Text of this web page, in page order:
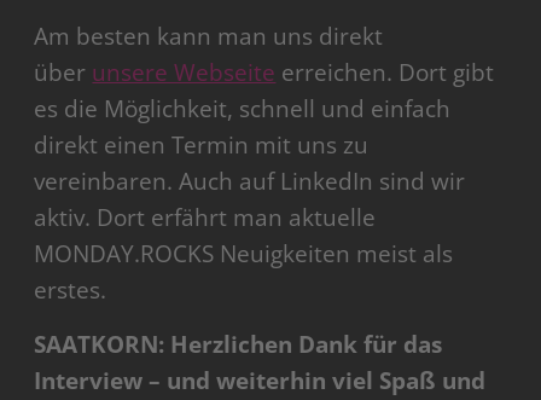
Am besten kann man uns direkt
über unsere Webseite erreichen. Dort gibt
es die Möglichkeit, schnell und einfach
direkt einen Termin mit uns zu
vereinbaren. Auch auf LinkedIn sind wir
aktiv. Dort erfährt man aktuelle
MONDAY.ROCKS Neuigkeiten meist als
erstes.
SAATKORN: Herzlichen Dank für das
Interview – und weiterhin viel Spaß und